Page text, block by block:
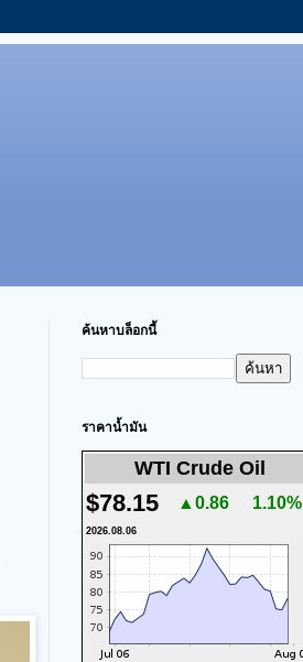
ค้นหาบล็อกนี้
ราคาน้ำมัน
WTI Crude Oil
$78.15 ▲0.86 1.10%
2026.08.06